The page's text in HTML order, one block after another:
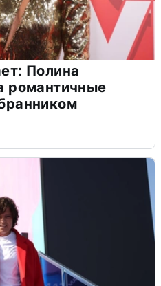
Полина
романтичные